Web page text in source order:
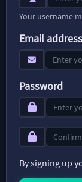
Your username
Email address
Password
By signing up